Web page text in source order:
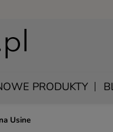
PRODUKTY
Usine